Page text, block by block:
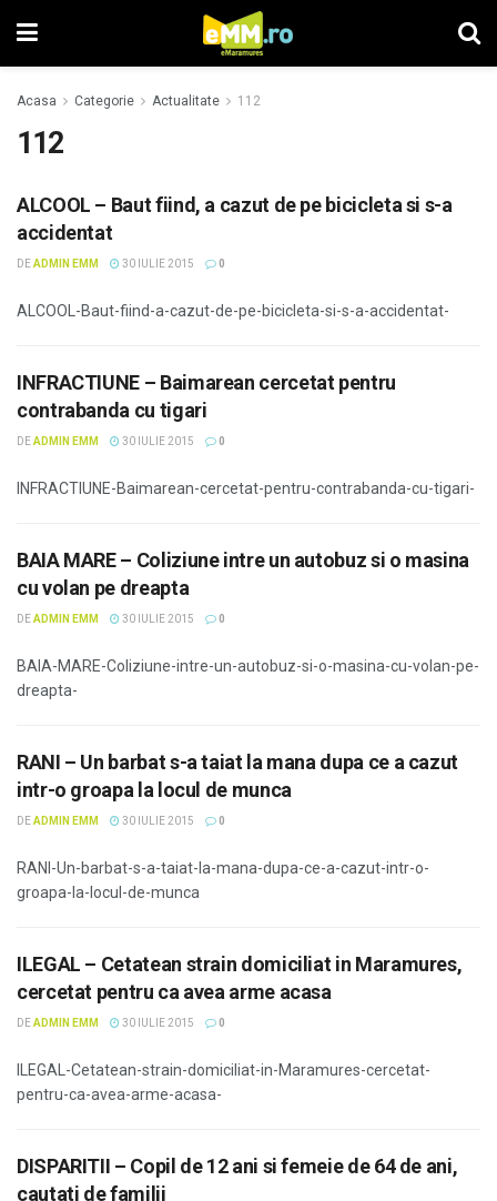
Acasa Categorie Actualitate 112
112
ALCOOL – Baut fiind, a cazut de pe bicicleta si s-a
accidentat
DEADMIN EMM 30 IULIE 2015 0
ALCOOL-Baut-fiind-a-cazut-de-pe-bicicleta-si-s-a-accidentat-
INFRACTIUNE – Baimarean cercetat pentru
contrabanda cu tigari
DEADMIN EMM 30 IULIE 2015 0
INFRACTIUNE-Baimarean-cercetat-pentru-contrabanda-cu-tigari-
BAIA MARE – Coliziune intre un autobuz si o masina
cu volan pe dreapta
DEADMIN EMM 30 IULIE 2015 0
BAIA-MARE-Coliziune-intre-un-autobuz-si-o-masina-cu-volan-pe-
dreapta-
RANI – Un barbat s-a taiat la mana dupa ce a cazut
intr-o groapa la locul de munca
DEADMIN EMM 30 IULIE 2015 0
RANI-Un-barbat-s-a-taiat-la-mana-dupa-ce-a-cazut-intr-o-
groapa-la-locul-de-munca
ILEGAL – Cetatean strain domiciliat in Maramures,
cercetat pentru ca avea arme acasa
DEADMIN EMM 30 IULIE 2015 0
ILEGAL-Cetatean-strain-domiciliat-in-Maramures-cercetat-
pentru-ca-avea-arme-acasa-
DISPARITII – Copil de 12 ani si femeie de 64 de ani,
cautati de familii